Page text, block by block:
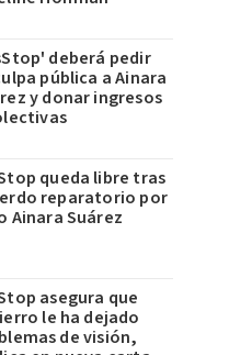
deberá pedir
pública a Ainara
y donar ingresos
queda libre tras
reparatorio por
Ainara Suárez
asegura que
le ha dejado
de visión,